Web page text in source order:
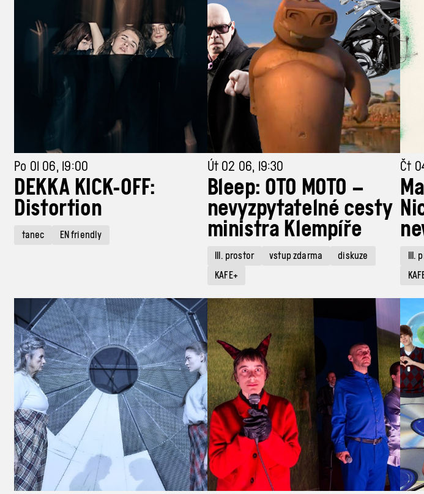
Po 01 06, 19:00
DEKKA KICK-OFF:
Distortion
tanec EN friendly
Út 02 06, 19:30
Bleep: OTO MOTO –
nevyzpytatelné cesty
ministra Klempíře
III. prostor vstup zdarma
diskuze
KAFE+
Čt
III.